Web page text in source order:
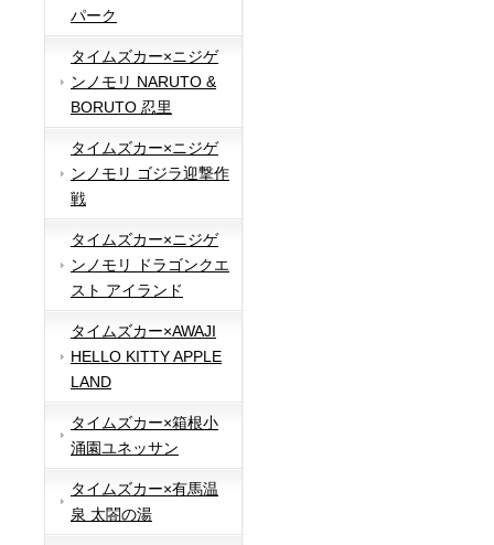
パーク
タイムズカー×ニジゲ
ンノモリ NARUTO &
BORUTO 忍里
タイムズカー×ニジゲ
ンノモリ ゴジラ迎撃作
戦
タイムズカー×ニジゲ
ンノモリ ドラゴンクエ
スト アイランド
タイムズカー×AWAJI
HELLO KITTY APPLE
LAND
タイムズカー×箱根小
涌園ユネッサン
タイムズカー×有馬温
泉 太閤の湯